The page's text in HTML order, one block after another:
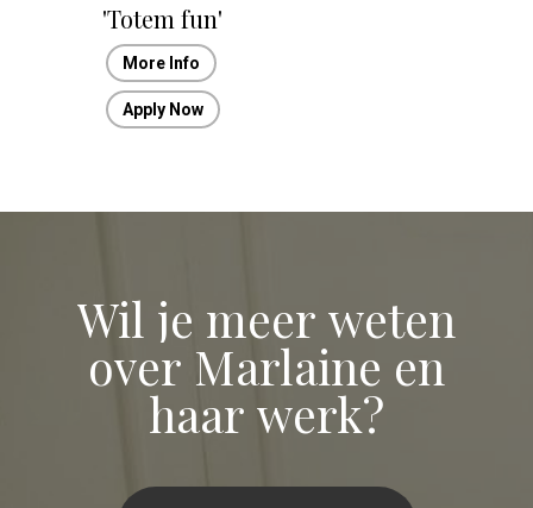
'Totem fun'
More Info
Apply Now
Wil je meer weten
over Marlaine en
haar werk?